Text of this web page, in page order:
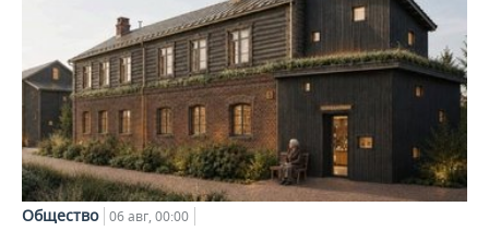
Общество 06 авг, 00:00